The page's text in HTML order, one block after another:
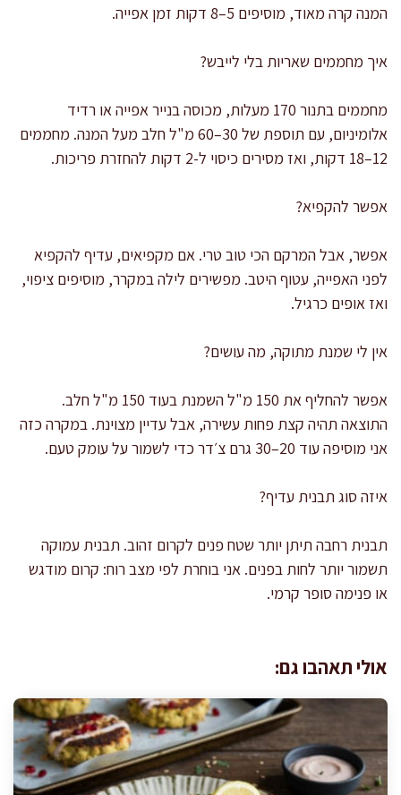
המנה קרה מאוד, מוסיפים 5–8 דקות זמן אפייה.
איך מחממים שאריות בלי לייבש?
מחממים בתנור 170 מעלות, מכוסה בנייר אפייה או רדיד
אלומיניום, עם תוספת של 30–60 מ"ל חלב מעל המנה. מחממים
12–18 דקות, ואז מסירים כיסוי ל-2 דקות להחזרת פריכות.
אפשר להקפיא?
אפשר, אבל המרקם הכי טוב טרי. אם מקפיאים, עדיף להקפיא
לפני האפייה, עטוף היטב. מפשירים לילה במקרר, מוסיפים ציפוי,
ואז אופים כרגיל.
אין לי שמנת מתוקה, מה עושים?
אפשר להחליף את 150 מ"ל השמנת בעוד 150 מ"ל חלב.
התוצאה תהיה קצת פחות עשירה, אבל עדיין מצוינת. במקרה כזה
אני מוסיפה עוד 20–30 גרם צ׳דר כדי לשמור על עומק טעם.
איזה סוג תבנית עדיף?
תבנית רחבה תיתן יותר שטח פנים לקרום זהוב. תבנית עמוקה
תשמור יותר לחות בפנים. אני בוחרת לפי מצב רוח: קרום מודגש
או פנימה סופר קרמי.
אולי תאהבו גם: